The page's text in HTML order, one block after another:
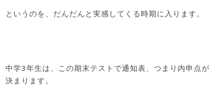
というのを、だんだんと実感してくる時期に入ります。
中学3年生は、この期末テストで通知表、つまり内申点が
決まります。